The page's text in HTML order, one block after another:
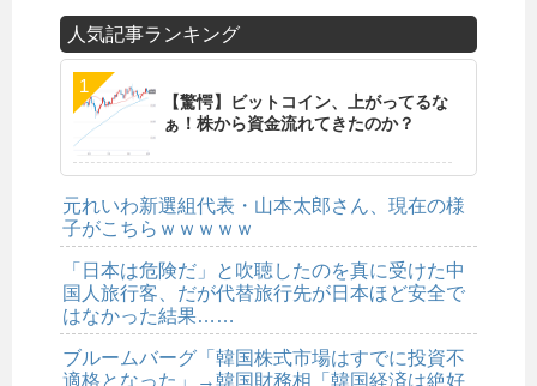
人気記事ランキング
【驚愕】ビットコイン、上がってるな
ぁ！株から資金流れてきたのか？
元れいわ新選組代表・山本太郎さん、現在の様
子がこちらｗｗｗｗｗ
「日本は危険だ」と吹聴したのを真に受けた中
国人旅行客、だが代替旅行先が日本ほど安全で
はなかった結果……
ブルームバーグ「韓国株式市場はすでに投資不
適格となった」→韓国財務相「韓国経済は絶好